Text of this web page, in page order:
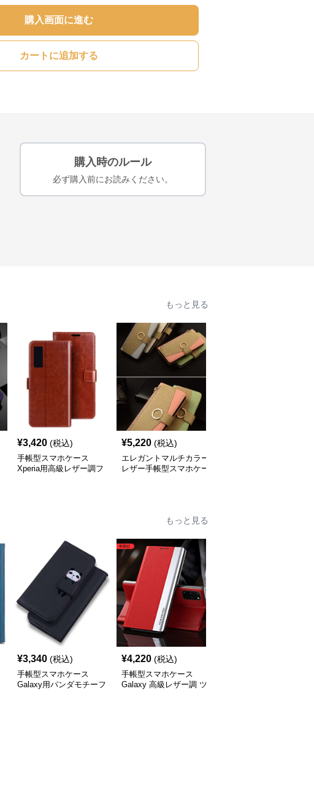
購入画面に進む
カートに追加する
購入時のルール
必ず購入前にお読みください。
もっと見る
¥3,420 (税込)
手帳型スマホケース
Xperia用高級レザー調フ
¥5,220 (税込)
エレガントマルチカラー
レザー手帳型スマホケー
もっと見る
¥3,340 (税込)
手帳型スマホケース
Galaxy用パンダモチーフ
¥4,220 (税込)
手帳型スマホケース
Galaxy 高級レザー調 ツ